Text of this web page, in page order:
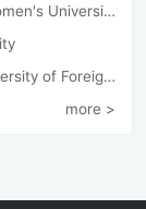
University
Studies(Global Campus
more >